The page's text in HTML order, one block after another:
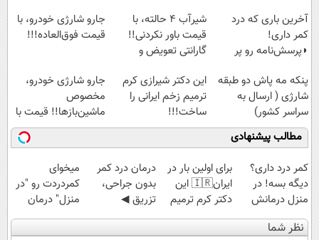
آخرین باری که درد
کمر داری!
◗پرسش‌نامه رو پر
شیر‌آب ۴ حالته، با
قیمت باور نکردنی!!
گارانتی تعویض و
جارو شارژی خودرو، با
قیمت فوق‌العاده!!!
پنکه مه پاش دو طبقه
شارژی ( ارسال به
سراسر کشور)
این دکتر شیرازی کرم
ترمیم زخم ایرانی را
ساخت!!!
جارو شارژی خودرو،
مخصوص
ماشین‌باز‌ها!! قیمت با
تخفیف: فقط
مطالب پیشنهادی
کمر درد داری؟
دیگه بسه! در
منزل درمانش
کن
(◀پرسش‌نامه)
برای اولین بار در
ایران🇮🇷 این
دکتر کرم ترمیم
کننده 23 روزه
درمان درد کمر
بدون جراحی،
تزریق ◀
پرسش‌نامه رو پر
میخوای
کمردردت رو "در
منزل" درمان
کنی؟ (◂فیلم +
نظر شما